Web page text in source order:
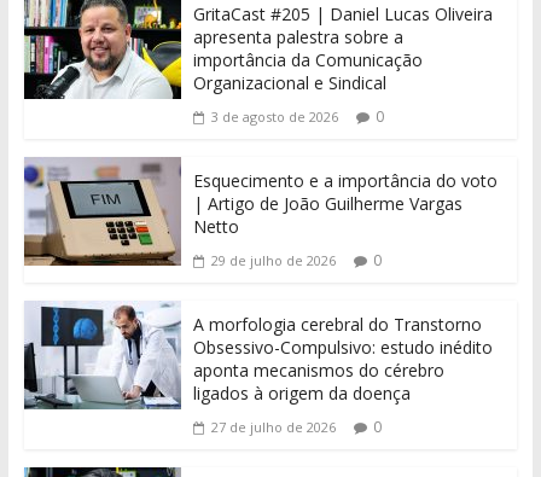
GritaCast #205 | Daniel Lucas Oliveira
apresenta palestra sobre a
importância da Comunicação
Organizacional e Sindical
3 de agosto de 2026 0
Esquecimento e a importância do voto
| Artigo de João Guilherme Vargas
Netto
29 de julho de 2026 0
A morfologia cerebral do Transtorno
Obsessivo-Compulsivo: estudo inédito
aponta mecanismos do cérebro
ligados à origem da doença
27 de julho de 2026 0